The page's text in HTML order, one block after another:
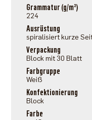
Grammatur (g/m²)
224
Ausrüstung
spiralisiert kurze
Verpackung
Block mit 30 Blatt
Farbgruppe
Weiß
Konfektionierung
Block
Farbe